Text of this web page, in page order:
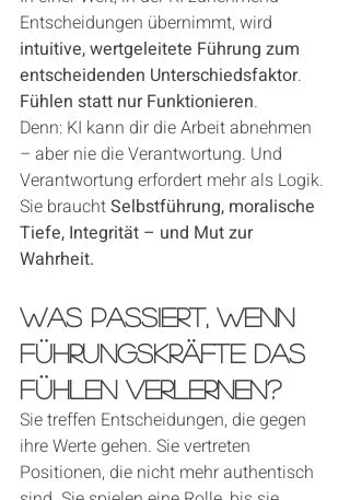
Entscheidungen übernimmt, wird
intuitive, wertgeleitete Führung zum
entscheidenden Unterschiedsfaktor.
Fühlen statt nur Funktionieren.
Denn: KI kann dir die Arbeit abnehmen
– aber nie die Verantwortung. Und
Verantwortung erfordert mehr als Logik.
Sie braucht Selbstführung, moralische
Tiefe, Integrität – und Mut zur
Wahrheit.
Was passiert, wenn
Führungskräfte das
Fühlen verlernen?
Sie treffen Entscheidungen, die gegen
ihre Werte gehen. Sie vertreten
Positionen, die nicht mehr authentisch